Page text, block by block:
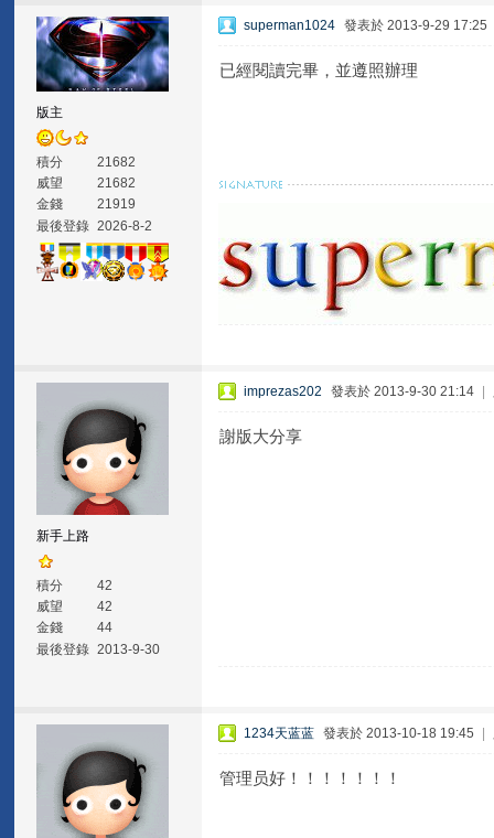
版主
積分
21682
威望
21682
金錢
21919
最後登錄 2026-8-2
superman1024 發表於 2013-9-29 17:25
已經閱讀完畢，並遵照辦理
新手上路
積分
42
威望
42
金錢
44
最後登錄 2013-9-30
imprezas202 發表於 2013-9-30 21:14
謝版大分享
1234天蓝蓝 發表於 2013-10-18 19:45
管理员好！！！！！！！